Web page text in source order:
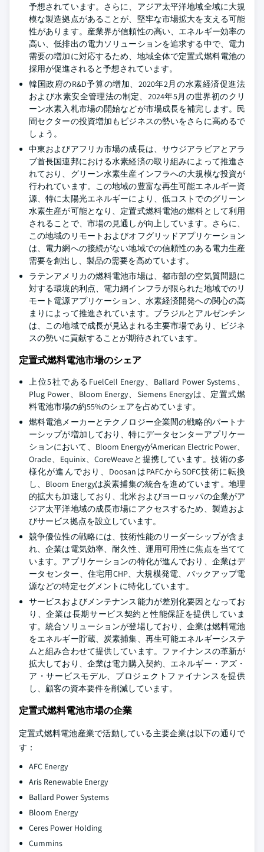
予想されています。さらに、アジア太平洋地域全域に大規
模な製造拠点があることが、堅牢な市場拡大を支える可能
性があります。産業界が信頼性の高い、エネルギー効率の
高い、低排出の電力ソリューションを追求する中で、電力
需要の増加に対応するため、地域全体で定置式燃料電池の
採用が促進されると予想されています。
韓国政府のR&D予算の増加、2020年2月の水素経済促進法
および水素安全管理法の制定、2024年5月の世界初のクリ
ーン水素入札市場の開始などが市場成長を補完します。民
間セクターの投資増加もビジネスの勢いをさらに高めるで
しょう。
中東およびアフリカ市場の成長は、サウジアラビアとアラ
ブ首長国連邦における水素経済の取り組みによって推進さ
れており、グリーン水素生産インフラへの大規模な投資が
行われています。この地域の豊富な再生可能エネルギー資
源、特に太陽光エネルギーにより、低コストでのグリーン
水素生産が可能となり、定置式燃料電池の燃料として利用
されることで、市場の見通しが向上しています。さらに、
この地域のリモートおよびオフグリッドアプリケーション
は、電力網への接続がない地域での信頼性のある電力生産
需要を創出し、製品の需要を高めています。
ラテンアメリカの燃料電池市場は、都市部の空気質問題に
対する環境的利点、電力網インフラが限られた地域でのリ
モート電源アプリケーション、水素経済開発への関心の高
まりによって推進されています。ブラジルとアルゼンチン
は、この地域で成長が見込まれる主要市場であり、ビジネ
スの勢いに貢献することが期待されています。
定置式燃料電池市場のシェア
上位5社であるFuelCell Energy、Ballard Power Systems、
Plug Power、Bloom Energy、Siemens Energyは、定置式燃
料電池市場の約55%のシェアを占めています。
燃料電池メーカーとテクノロジー企業間の戦略的パートナ
ーシップが増加しており、特にデータセンターアプリケー
ションにおいて、Bloom EnergyがAmerican Electric Power、
Oracle、Equinix、CoreWeaveと提携しています。技術の多
様化が進んでおり、DoosanはPAFCからSOFC技術に転換
し、Bloom Energyは炭素捕集の統合を進めています。地理
的拡大も加速しており、北米およびヨーロッパの企業がア
ジア太平洋地域の成長市場にアクセスするため、製造およ
びサービス拠点を設立しています。
競争優位性の戦略には、技術性能のリーダーシップが含ま
れ、企業は電気効率、耐久性、運用可用性に焦点を当てて
います。アプリケーションの特化が進んでおり、企業はデ
ータセンター、住宅用CHP、大規模発電、バックアップ電
源などの特定セグメントに特化しています。
サービスおよびメンテナンス能力が差別化要因となってお
り、企業は長期サービス契約と性能保証を提供していま
す。統合ソリューションが登場しており、企業は燃料電池
をエネルギー貯蔵、炭素捕集、再生可能エネルギーシステ
ムと組み合わせて提供しています。ファイナンスの革新が
拡大しており、企業は電力購入契約、エネルギー・アズ・
ア・サービスモデル、プロジェクトファイナンスを提供
し、顧客の資本要件を削減しています。
定置式燃料電池市場の企業
定置式燃料電池産業で活動している主要企業は以下の通りで
す：
AFC Energy
Aris Renewable Energy
Ballard Power Systems
Bloom Energy
Ceres Power Holding
Cummins